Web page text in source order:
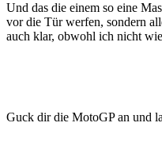
Und das die einem so eine
vor die Tür werfen, sondern
auch klar, obwohl ich nicht
Guck dir die MotoGP an und